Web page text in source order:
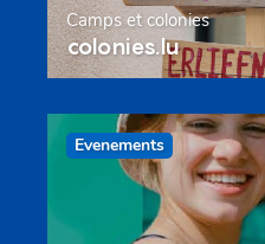
Camps et colonies
colonies.lu
Evenements